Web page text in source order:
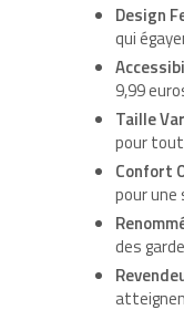
Design
qui
9,99
Taille
pour
Confort
pour
des